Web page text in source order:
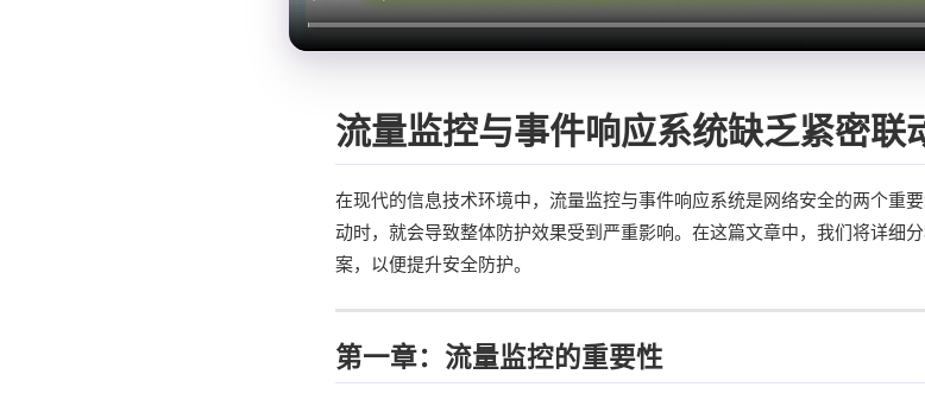
流量监控与事件响应系统缺乏紧密联
在现代的信息技术环境中，流量监控与事件响应系统是网络安全的两个重
动时，就会导致整体防护效果受到严重影响。在这篇文章中，我们将详细
案，以便提升安全防护。
第一章：流量监控的重要性